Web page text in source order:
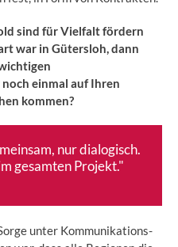
sind für Vielfalt fördern
war in Gütersloh, dann
einmal auf Ihren
kommen?
nur dialogisch.
gesamten Projekt."
unter Kommunikations-